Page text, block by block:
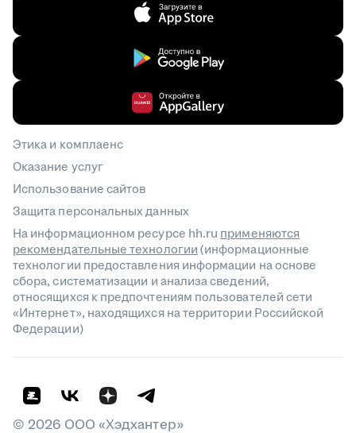
Этика и комплаенс
Оказание услуг
Использование сайтов
Защита персональных данных
На информационном ресурсе hh.ru применяются
рекомендательные технологии(информационные
технологии предоставления информации на основе
сбора, систематизации и анализа сведений,
относящихся к предпочтениям пользователей сети
«Интернет», находящихся на территории Российской
Федерации)
© 2026 ООО «Хэдхантер»